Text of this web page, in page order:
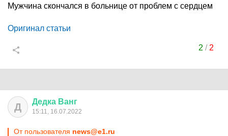
Мужчина скончался в больнице от проблем с сердцем
Оригинал статьи
2 / 2
Д Дедка Ванг
15:11, 16.07.2022
От пользователя news@e1.ru